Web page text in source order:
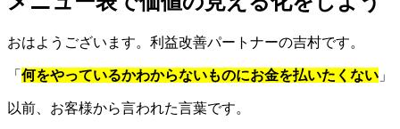
おはようございます。利益改善パートナーの吉村です。
「 何をやっているかわからないものにお金を払いたくない 」
以前、お客様から言われた言葉です。